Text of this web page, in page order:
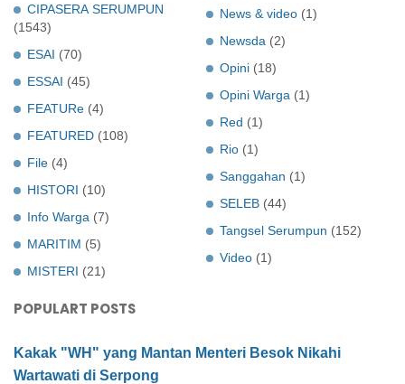
CIPASERA SERUMPUN
(1543)
ESAI (70)
ESSAI (45)
FEATURe (4)
FEATURED (108)
File (4)
HISTORI (10)
Info Warga (7)
MARITIM (5)
MISTERI (21)
News & video (1)
Newsda (2)
Opini (18)
Opini Warga (1)
Red (1)
Rio (1)
Sanggahan (1)
SELEB (44)
Tangsel Serumpun (152)
Video (1)
POPULART POSTS
Kakak "WH" yang Mantan Menteri Besok Nikahi
Wartawati di Serpong